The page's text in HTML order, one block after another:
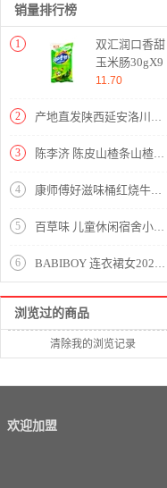
销量排行榜
1
双汇润口香甜
玉米肠30gX9
11.70
2 产地直发陕西延安洛川苹果整箱10斤冰糖心脆甜带皮吃高山红富士水果 75-80mm精品果带箱10斤
3 陈李济 陈皮山楂条山楂干山楂糕零添加蜜饯果干休闲零食175g中华老字号
4 康师傅好滋味桶红烧牛肉面102g
5 百草味 儿童休闲宿舍小零食奶糖喜糖果 猕猴桃味果粒奶昔糖48g/袋
6 BABIBOY 连衣裙女2020夏季新款女装高腰中长款韩版时尚气质百搭收腰显瘦洋气裙子 图片色 M
浏览过的商品
清除我的浏览记录
欢迎加盟